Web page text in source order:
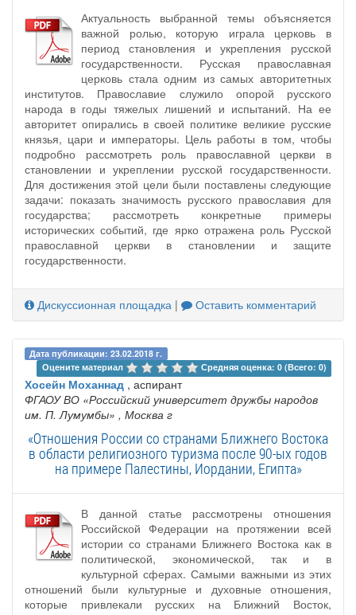
Актуальность выбранной темы объясняется
важной ролью, которую играла церковь в
период становления и укрепления русской
государственности. Русская православная
церковь стала одним из самых авторитетных
институтов. Православие служило опорой русского
народа в годы тяжелых лишений и испытаний. На ее
авторитет опирались в своей политике великие русские
князья, цари и императоры. Цель работы в том, чтобы
подробно рассмотреть роль православной церкви в
становлении и укреплении русской государственности.
Для достижения этой цели были поставлены следующие
задачи: показать значимость русского православия для
государства; рассмотреть конкретные примеры
исторических событий, где ярко отражена роль Русской
православной церкви в становлении и защите
государственности.
Дискуссионная площадка | Оставить комментарий
Дата публикации: 23.02.2018 г.
Оцените материал
Средняя оценка: 0 (Всего: 0)
Хосейн Моханнад , аспирант
ФГАОУ ВО «Российский университет дружбы народов
им. П. Лумумбы» , Москва г
«Отношения России со странами Ближнего Востока
в области религиозного туризма после 90-ых годов
на примере Палестины, Иордании, Египта»
В данной статье рассмотрены отношения
Российской Федерации на протяжении всей
истории со странами Ближнего Востока как в
политической, экономической, так и в
культурной сферах. Самыми важными из этих
отношений были культурные и духовные отношения,
которые привлекали русских на Ближний Восток,